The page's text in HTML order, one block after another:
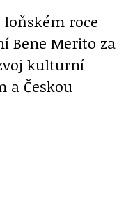
roce
Bene Merito za
kulturní
a Českou